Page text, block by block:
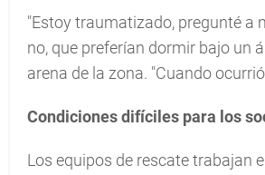
"Estoy traumatizado, pregunté a
no, que preferían dormir bajo un
arena de la zona. "Cuando
Condiciones difíciles para los
Los equipos de rescate trabajan